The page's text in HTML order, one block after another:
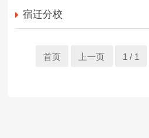
宿迁分校
首页 上一页 1 / 1